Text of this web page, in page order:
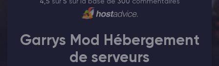
Manage affiliates
4,5 sur 5 sur la base de 300 commentaires
Garrys Mod Hébergement
de serveurs